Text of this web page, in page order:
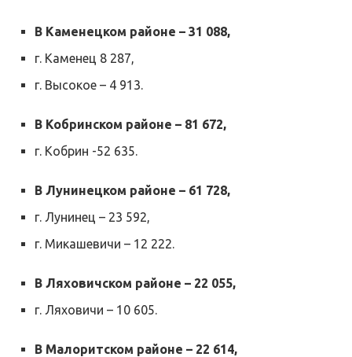
В Каменецком районе – 31 088,
г. Каменец 8 287,
г. Высокое – 4 913.
В Кобринском районе – 81 672,
г. Кобрин -52 635.
В Лунинецком районе – 61 728,
г. Лунинец – 23 592,
г. Микашевичи – 12 222.
В Ляховичском районе – 22 055,
г. Ляховичи – 10 605.
В Малоритском районе – 22 614,